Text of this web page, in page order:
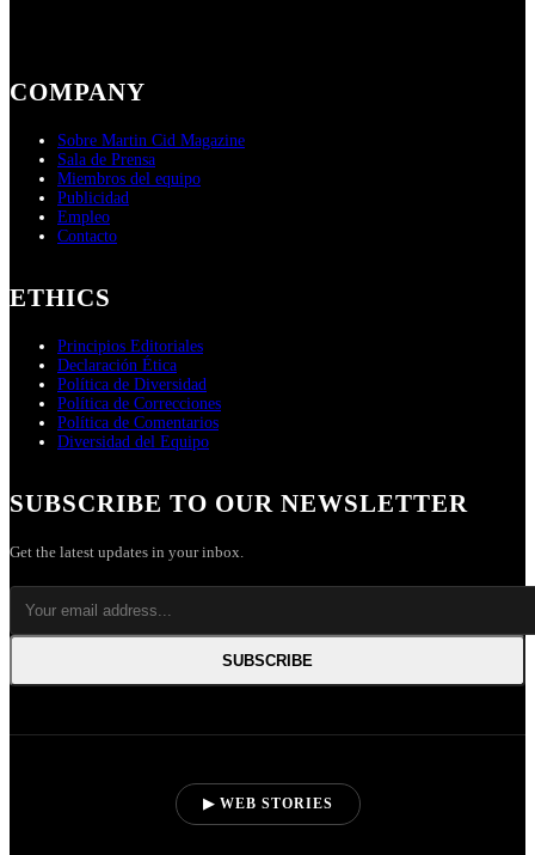
COMPANY
Sobre Martin Cid Magazine
Sala de Prensa
Miembros del equipo
Publicidad
Empleo
Contacto
ETHICS
Principios Editoriales
Declaración Ética
Política de Diversidad
Política de Correcciones
Política de Comentarios
Diversidad del Equipo
SUBSCRIBE TO OUR NEWSLETTER
Get the latest updates in your inbox.
SUBSCRIBE
▶ WEB STORIES